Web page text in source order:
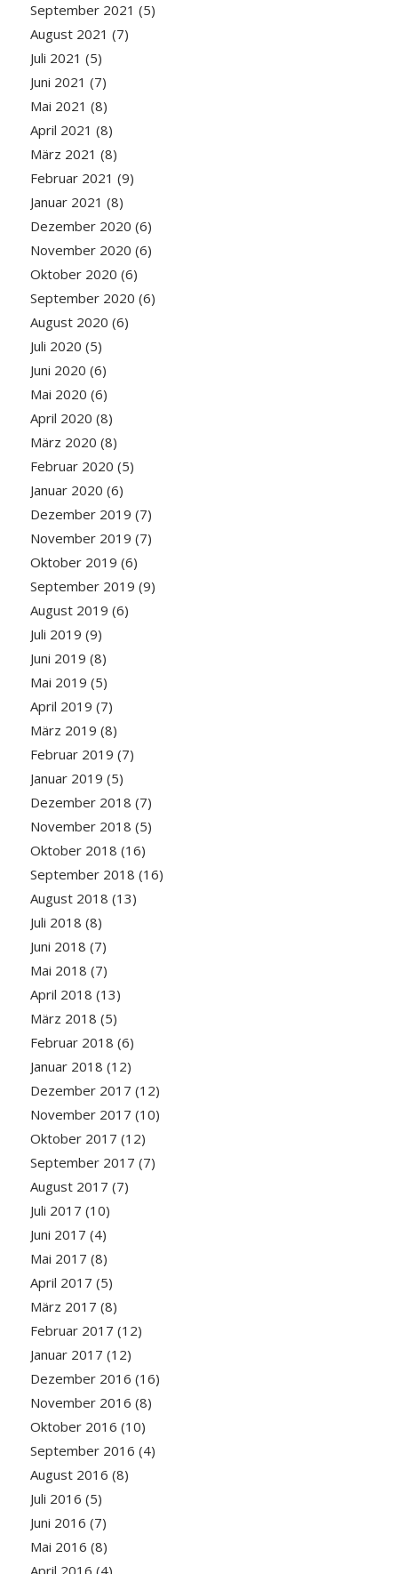
September 2021 (5)
August 2021 (7)
Juli 2021 (5)
Juni 2021 (7)
Mai 2021 (8)
April 2021 (8)
März 2021 (8)
Februar 2021 (9)
Januar 2021 (8)
Dezember 2020 (6)
November 2020 (6)
Oktober 2020 (6)
September 2020 (6)
August 2020 (6)
Juli 2020 (5)
Juni 2020 (6)
Mai 2020 (6)
April 2020 (8)
März 2020 (8)
Februar 2020 (5)
Januar 2020 (6)
Dezember 2019 (7)
November 2019 (7)
Oktober 2019 (6)
September 2019 (9)
August 2019 (6)
Juli 2019 (9)
Juni 2019 (8)
Mai 2019 (5)
April 2019 (7)
März 2019 (8)
Februar 2019 (7)
Januar 2019 (5)
Dezember 2018 (7)
November 2018 (5)
Oktober 2018 (16)
September 2018 (16)
August 2018 (13)
Juli 2018 (8)
Juni 2018 (7)
Mai 2018 (7)
April 2018 (13)
März 2018 (5)
Februar 2018 (6)
Januar 2018 (12)
Dezember 2017 (12)
November 2017 (10)
Oktober 2017 (12)
September 2017 (7)
August 2017 (7)
Juli 2017 (10)
Juni 2017 (4)
Mai 2017 (8)
April 2017 (5)
März 2017 (8)
Februar 2017 (12)
Januar 2017 (12)
Dezember 2016 (16)
November 2016 (8)
Oktober 2016 (10)
September 2016 (4)
August 2016 (8)
Juli 2016 (5)
Juni 2016 (7)
Mai 2016 (8)
April 2016 (4)